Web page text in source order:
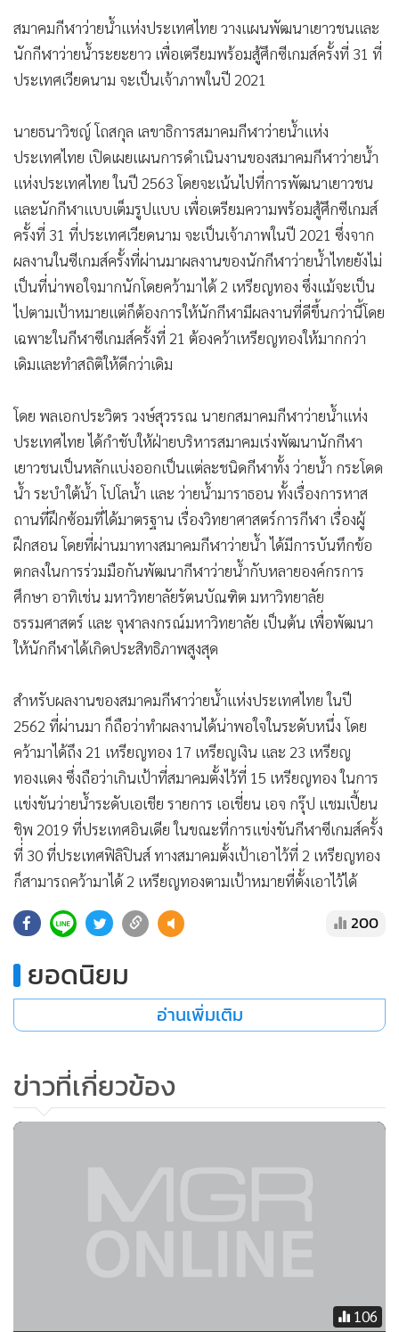
•
เศรษฐกิจ-ธุรกิจ
• จีน
• ชุมชน-คุณภาพชีวิต
• Motoring
• เกม
• วิทยาศาสตร์
• SMEs
• หุ้น
• อินโดจีน
• กองทุนรวม
• Celeb Online
•
• Gotomanager
สมาคมกีฬาว่ายน้ำแห่งประเทศไทย วางแผนพัฒนาเยาวชนและ
นักกีฬาว่ายน้ำระยะยาว เพื่อเตรียมพร้อมสู้ศึกซีเกมส์ครั้งที่ 31 ที่
ประเทศเวียดนาม จะเป็นเจ้าภาพในปี 2021
นายธนาวิชญ์ โถสกุล เลขาธิการสมาคมกีฬาว่ายน้ำแห่ง
ประเทศไทย เปิดเผยแผนการดำเนินงานของสมาคมกีฬาว่ายน้ำ
แห่งประเทศไทย ในปี 2563 โดยจะเน้นไปที่การพัฒนาเยาวชน
และนักกีฬาแบบเต็มรูปแบบ เพื่อเตรียมความพร้อมสู้ศึกซีเกมส์
ครั้งที่ 31 ที่ประเทศเวียดนาม จะเป็นเจ้าภาพในปี 2021 ซึ่งจาก
ผลงานในซีเกมส์ครั้งที่ผ่านมาผลงานของนักกีฬาว่ายน้ำไทยยังไม่
เป็นที่น่าพอใจมากนักโดยคว้ามาได้ 2 เหรียญทอง ซึ่งแม้จะเป็น
ไปตามเป้าหมายแต่ก็ต้องการให้นักกีฬามีผลงานที่ดีขึ้นกว่านี้โดย
เฉพาะในกีฬาซีเกมส์ครั้งที่ 21 ต้องคว้าเหรียญทองให้มากกว่า
เดิมและทำสถิติให้ดีกว่าเดิม
โดย พลเอกประวิตร วงษ์สุวรรณ นายกสมาคมกีฬาว่ายน้ำแห่ง
ประเทศไทย ได้กำชับให้ฝ่ายบริหารสมาคมเร่งพัฒนานักกีฬา
เยาวชนเป็นหลักแบ่งออกเป็นแต่ละชนิดกีฬาทั้ง ว่ายน้ำ กระโดด
น้ำ ระบำใต้น้ำ โปโลน้ำ และ ว่ายน้ำมาราธอน ทั้งเรื่องการหาส
ถานที่ฝึกซ้อมที่ได้มาตรฐาน เรื่องวิทยาศาสตร์การกีฬา เรื่องผู้
ฝึกสอน โดยที่ผ่านมาทางสมาคมกีฬาว่ายน้ำ ได้มีการบันทึกข้อ
ตกลงในการร่วมมือกันพัฒนากีฬาว่ายน้ำกับหลายองค์กรการ
ศึกษา อาทิเช่น มหาวิทยาลัยรัตนบัณฑิต มหาวิทยาลัย
ธรรมศาสตร์ และ จุฬาลงกรณ์มหาวิทยาลัย เป็นต้น เพื่อพัฒนา
ให้นักกีฬาได้เกิดประสิทธิภาพสูงสุด
สำหรับผลงานของสมาคมกีฬาว่ายน้ำแห่งประเทศไทย ในปี
2562 ที่ผ่านมา ก็ถือว่าทำผลงานได้น่าพอใจในระดับหนึ่ง โดย
คว้ามาได้ถึง 21 เหรียญทอง 17 เหรียญเงิน และ 23 เหรียญ
ทองแดง ซึ่งถือว่าเกินเป้าที่สมาคมตั้งไว้ที่ 15 เหรียญทอง ในการ
แข่งขันว่ายน้ำระดับเอเชีย รายการ เอเชี่ยน เอจ กรุ๊ป แชมเปี้ยน
ชิพ 2019 ที่ประเทศอินเดีย ในขณะที่การแข่งขันกีฬาซีเกมส์ครั้ง
ที่่ 30 ที่ประเทศฟิลิปินส์ ทางสมาคมตั้งเป้าเอาไว้ที่ 2 เหรียญทอง
ก็สามารถคว้ามาได้ 2 เหรียญทองตามเป้าหมายที่ตั้งเอาไว้ได้
200
ยอดนิยม
อ่านเพิ่มเติม
ข่าวที่เกี่ยวข้อง
106